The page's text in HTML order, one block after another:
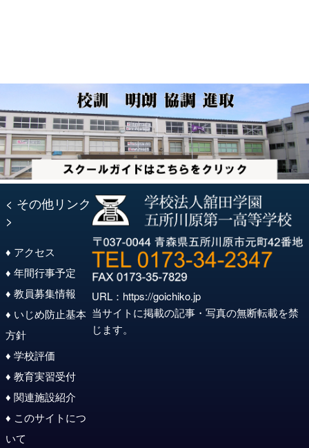
ョ
ン
< その他リンク
>
♦ アクセス
♦ 年間行事予定
♦ 教員募集情報
♦ いじめ防止基本
方針
♦ 学校評価
♦ 教育実習受付
♦ 関連施設紹介
♦ このサイトにつ
いて
URL： https://goichiko.jp
当サイトに掲載の記事・写真の無断転載を禁
じます。